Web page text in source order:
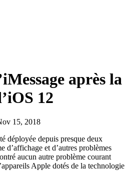
après la
12
15, 2018
déployée depuis presque deux
d’affichage et d’autres problèmes
aucun autre problème courant
Apple dotés de la technologie